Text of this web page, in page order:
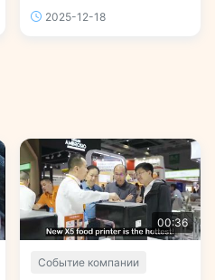
2025-12-18
00:36
Событие компании